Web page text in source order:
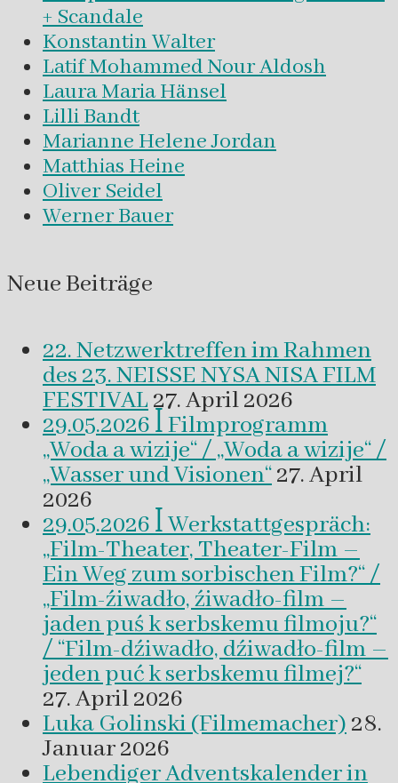
+ Scandale
Konstantin Walter
Latif Mohammed Nour Aldosh
Laura Maria Hänsel
Lilli Bandt
Marianne Helene Jordan
Matthias Heine
Oliver Seidel
Werner Bauer
Neue Beiträge
22. Netzwerktreffen im Rahmen
des 23. NEISSE NYSA NISA FILM
FESTIVAL27. April 2026
29.05.2026 ꟾ Filmprogramm
„Woda a wizije“ / „Woda a wizije“ /
„Wasser und Visionen“27. April
2026
29.05.2026 ꟾ Werkstattgespräch:
„Film-Theater, Theater-Film –
Ein Weg zum sorbischen Film?“ /
„Film-źiwadło, źiwadło-film –
jaden puś k serbskemu filmoju?“
/ “Film-dźiwadło, dźiwadło-film –
jeden puć k serbskemu filmej?“
27. April 2026
Luka Golinski (Filmemacher)28.
Januar 2026
Lebendiger Adventskalender in